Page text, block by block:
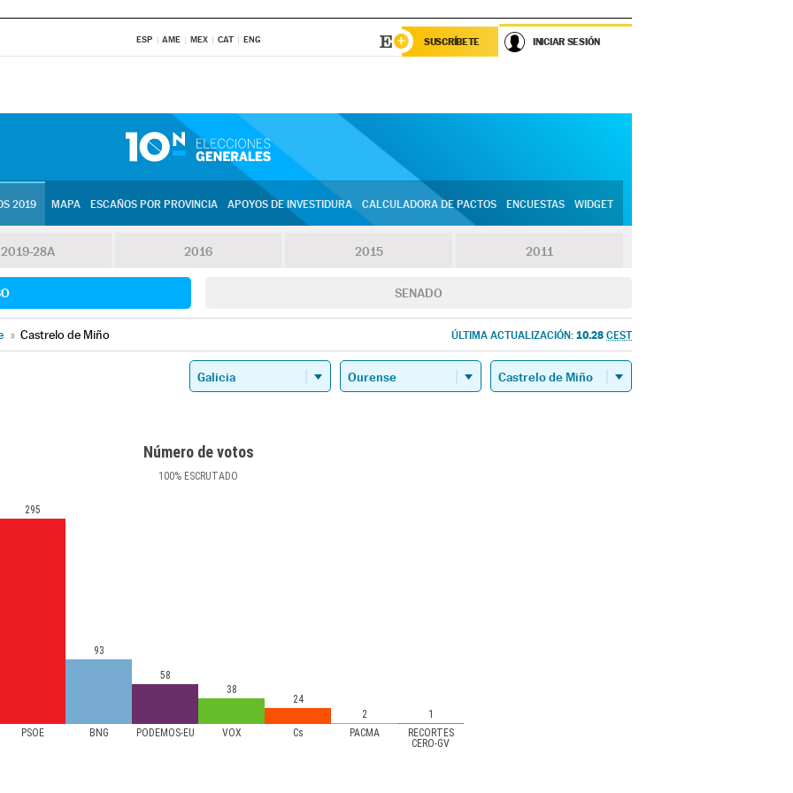
ESP AME MEX CAT ENG SUSCRÍBETE INICIAR SESIÓN
2019 MAPA ESCAÑOS POR PROVINCIA APOYOS DE INVESTIDURA CALCULADORA DE PACTOS ENCUESTAS WIDGET
2019-28A 2016 2015 2011
SENADO
» Castrelo de Miño ÚLTIMA ACTUALIZACIÓN: 10.28 CEST
Número de votos
100% ESCRUTADO
PSOE BNG PODEMOS-EU VOX Cs PACMA
RECORTES
CERO-GV
295
93
58
38
24
2
1